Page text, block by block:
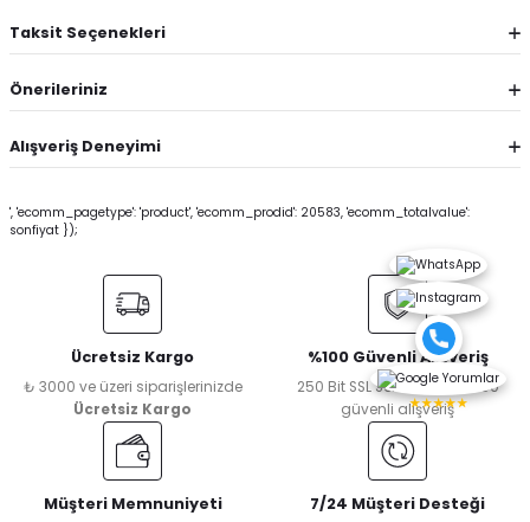
Taksit Seçenekleri
Önerileriniz
Alışveriş Deneyimi
', 'ecomm_pagetype': 'product', 'ecomm_prodid': 20583, 'ecomm_totalvalue':
sonfiyat });
Ücretsiz Kargo
₺ 3000 ve üzeri siparişlerinizde
Ücretsiz Kargo
%100 Güvenli Alışveriş
250 Bit SSL Sertifikası ile %100
güvenli alışveriş
Müşteri Memnuniyeti 7/24 Müşteri Desteği
★★★★★